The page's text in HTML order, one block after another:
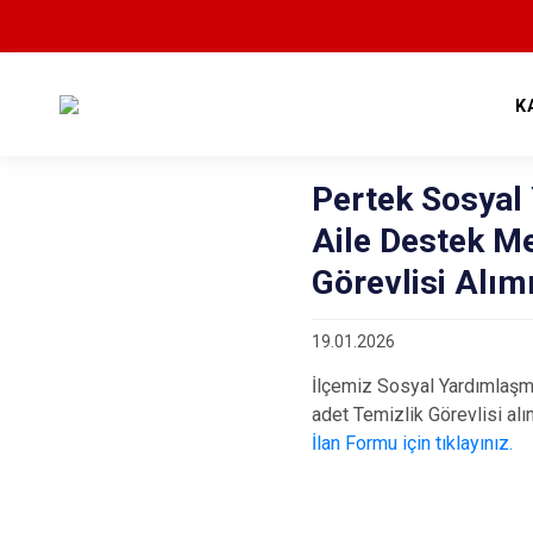
Pertek Sosyal
Aile Destek
Görevlisi
19.01.2026
İlçemiz Sosyal
adet Temizlik Görevlisi
İlan Formu için tıklayınız.